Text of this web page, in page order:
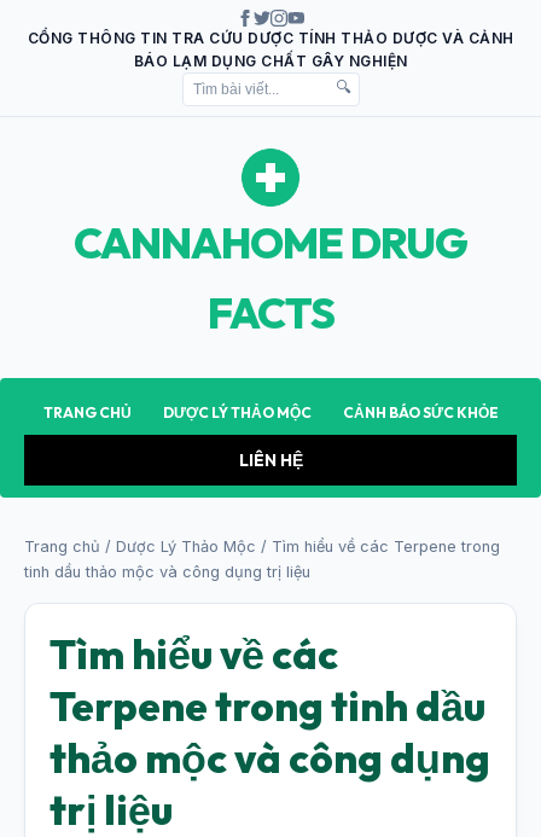
CỔNG THÔNG TIN TRA CỨU DƯỢC TÍNH THẢO DƯỢC VÀ CẢNH
BÁO LẠM DỤNG CHẤT GÂY NGHIỆN
🔍
CANNAHOME DRUG
FACTS
TRANG CHỦ DƯỢC LÝ THẢO MỘC CẢNH BÁO SỨC KHỎE
LIÊN HỆ
Trang chủ / Dược Lý Thảo Mộc / Tìm hiểu về các Terpene trong
tinh dầu thảo mộc và công dụng trị liệu
Tìm hiểu về các
Terpene trong tinh dầu
thảo mộc và công dụng
trị liệu